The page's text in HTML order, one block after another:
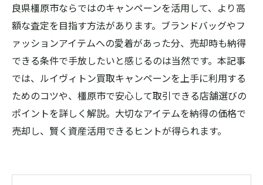
良県橿原市ならではのキャンペーンを活用して、より高
額な査定を目指す方法があります。ブランドバッグやフ
ァッションアイテムへの愛着があった分、売却時も納得
できる条件で手放したいと感じるのは当然です。本記事
では、ルイヴィトン買取キャンペーンを上手に利用する
ためのコツや、橿原市で安心して取引できる店舗選びの
ポイントを詳しく解説。大切なアイテムを納得の価格で
売却し、賢く資産活用できるヒントが得られます。